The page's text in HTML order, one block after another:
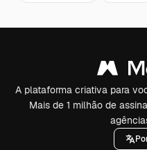
A plataforma criativa para
Mais de 1 milhão de